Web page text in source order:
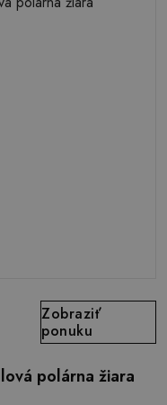
Zobraziť
ponuku
polárna žiara